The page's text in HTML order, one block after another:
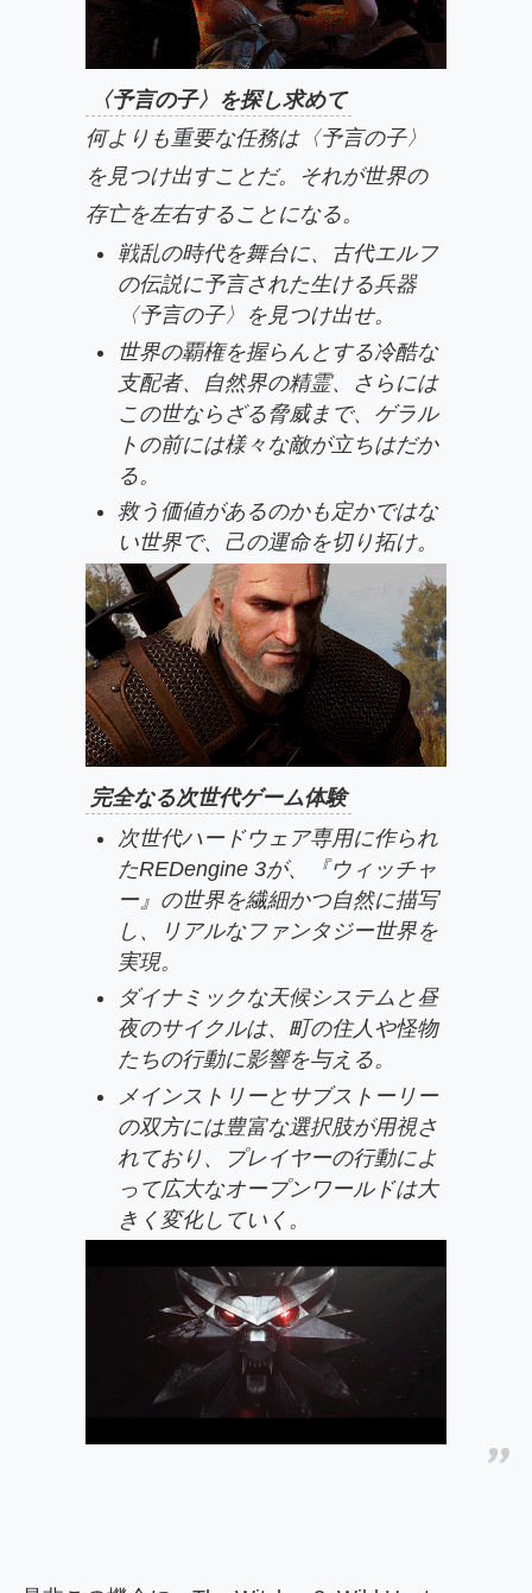
〈予言の子〉を探し求めて
何よりも重要な任務は〈予言の子〉
を見つけ出すことだ。それが世界の
存亡を左右することになる。
戦乱の時代を舞台に、古代エルフ
の伝説に予言された生ける兵器
〈予言の子〉を見つけ出せ。
世界の覇権を握らんとする冷酷な
支配者、自然界の精霊、さらには
この世ならざる脅威まで、ゲラル
トの前には様々な敵が立ちはだか
る。
救う価値があるのかも定かではな
い世界で、己の運命を切り拓け。
完全なる次世代ゲーム体験
次世代ハードウェア専用に作られ
たREDengine 3が、『ウィッチャ
ー』の世界を繊細かつ自然に描写
し、リアルなファンタジー世界を
実現。
ダイナミックな天候システムと昼
夜のサイクルは、町の住人や怪物
たちの行動に影響を与える。
メインストリーとサブストーリー
の双方には豊富な選択肢が用視さ
れており、プレイヤーの行動によ
って広大なオープンワールドは大
きく変化していく。